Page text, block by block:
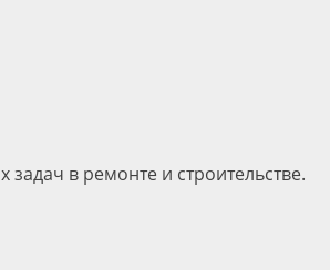
в ремонте и строительстве.